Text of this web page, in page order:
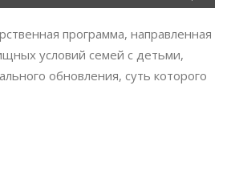
программа, направленная
условий семей с детьми,
обновления, суть которого